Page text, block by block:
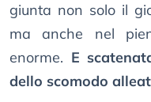
giunta non solo il
ma anche nel
enorme. E
dello scomodo